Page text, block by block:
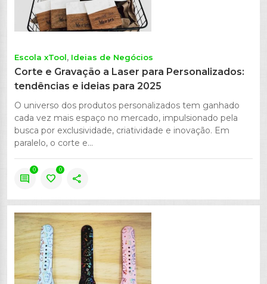
Escola xTool Ideias de Negócios
Corte e Gravação a Laser para Personalizados:
tendências e ideias para 2025
O universo dos produtos personalizados tem ganhado
cada vez mais espaço no mercado, impulsionado pela
busca por exclusividade, criatividade e inovação. Em
paralelo, o corte e...
comment
0
favorite
0
share